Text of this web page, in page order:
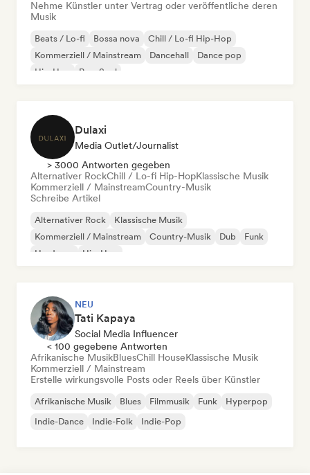
Nehme Künstler unter Vertrag oder veröffentliche deren
Musik
Beats / Lo-fi Bossa nova
Chill / Lo-fi Hip-Hop
Kommerziell / Mainstream
Dancehall
Dance pop
Hip-Hop
Pop-Soul
Dulaxi
Media Outlet/Journalist
> 3000 Antworten gegeben
Alternativer RockChill / Lo-fi Hip-HopKlassische Musik
Kommerziell / MainstreamCountry-Musik
Schreibe Artikel
Alternativer Rock
Klassische Musik
Kommerziell / Mainstream
Country-Musik Dub
Funk
Hardcore
Hip-Hop
NEU
Tati Kapaya
Social Media Influencer
< 100 gegebene Antworten
Afrikanische MusikBluesChill HouseKlassische Musik
Kommerziell / Mainstream
Erstelle wirkungsvolle Posts oder Reels über Künstler
Afrikanische Musik Blues Filmmusik Funk
Hyperpop
Indie-Dance
Indie-Folk Indie-Pop